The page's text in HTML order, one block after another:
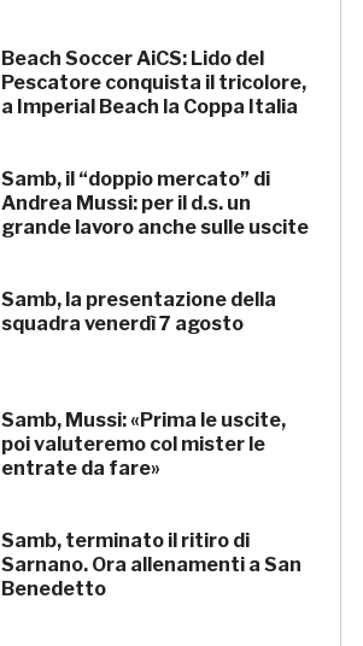
Beach Soccer AiCS: Lido del
Pescatore conquista il tricolore,
a Imperial Beach la Coppa Italia
Samb, il “doppio mercato” di
Andrea Mussi: per il d.s. un
grande lavoro anche sulle uscite
Samb, la presentazione della
squadra venerdì 7 agosto
Samb, Mussi: «Prima le uscite,
poi valuteremo col mister le
entrate da fare»
Samb, terminato il ritiro di
Sarnano. Ora allenamenti a San
Benedetto